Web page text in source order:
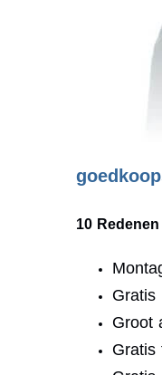
10
Gratis
Groot
Gratis